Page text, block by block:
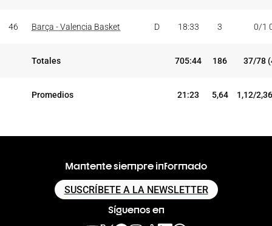
46 Barça - Valencia Basket D 18:33 3 0/1
Totales 705:44 186 37/78
Promedios 21:23 5,64 1,12/
Mantente siempre informado
SUSCRÍBETE A LA NEWSLETTER
Síguenos en